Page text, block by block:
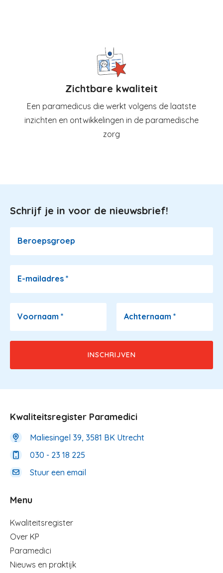
Zichtbare kwaliteit
Een paramedicus die werkt volgens de laatste
inzichten en ontwikkelingen in de paramedische
zorg
Image
Schrijf je in voor de nieuwsbrief!
Beroepsgroep
E-mailadres *
Voornaam * Achternaam *
Kwaliteitsregister Paramedici
Maliesingel 39, 3581 BK Utrecht
030 - 23 18 225
Stuur een email
Menu
Menu
Kwaliteitsregister
Over KP
Paramedici
Nieuws en praktijk